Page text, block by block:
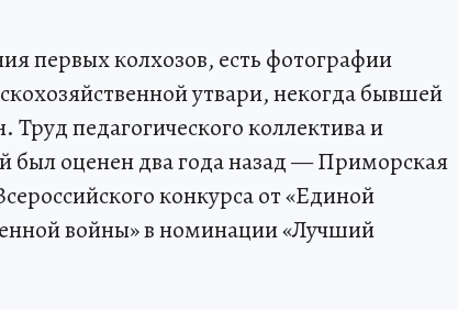
первых колхозов, есть фотографии
утвари, некогда бывшей
педагогического коллектива и
был оценен два года назад — Приморская
конкурса от «Единой
войны» в номинации «Лучший